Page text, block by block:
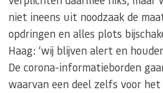
niet ineens uit noodzaak de
opdringen en alles plots
Haag: ‘wij blijven alert en
De corona-informatieborden
waarvan een deel zelfs voor